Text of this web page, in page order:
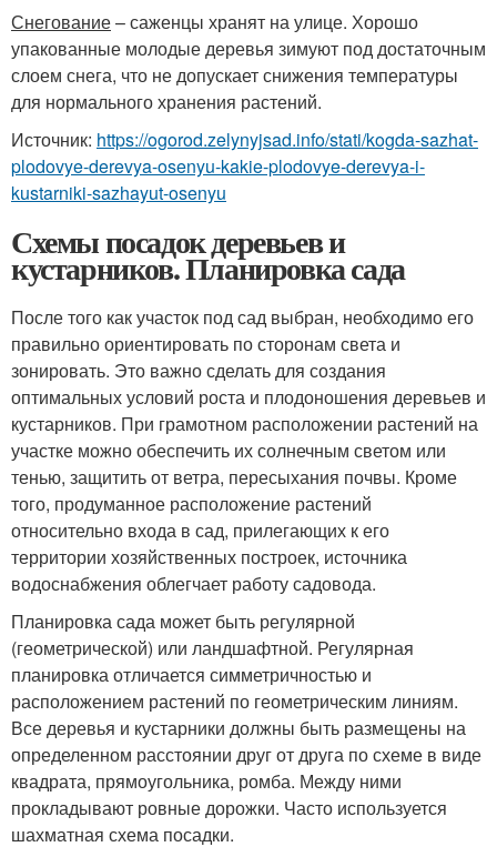
Снегование– саженцы хранят на улице. Хорошо
упакованные молодые деревья зимуют под достаточным
слоем снега, что не допускает снижения температуры
для нормального хранения растений.
Источник: https://ogorod.zelynyjsad.info/stati/kogda-sazhat-
plodovye-derevya-osenyu-kakie-plodovye-derevya-i-
kustarniki-sazhayut-osenyu
Схемы посадок деревьев и
кустарников. Планировка сада
После того как участок под сад выбран, необходимо его
правильно ориентировать по сторонам света и
зонировать. Это важно сделать для создания
оптимальных условий роста и плодоношения деревьев и
кустарников. При грамотном расположении растений на
участке можно обеспечить их солнечным светом или
тенью, защитить от ветра, пересыхания почвы. Кроме
того, продуманное расположение растений
относительно входа в сад, прилегающих к его
территории хозяйственных построек, источника
водоснабжения облегчает работу садовода.
Планировка сада может быть регулярной
(геометрической) или ландшафтной. Регулярная
планировка отличается симметричностью и
расположением растений по геометрическим линиям.
Все деревья и кустарники должны быть размещены на
определенном расстоянии друг от друга по схеме в виде
квадрата, прямоугольника, ромба. Между ними
прокладывают ровные дорожки. Часто используется
шахматная схема посадки.